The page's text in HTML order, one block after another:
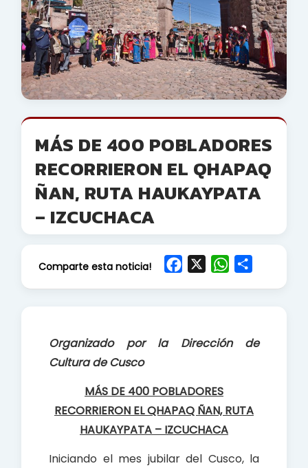
MÁS DE 400 POBLADORES
RECORRIERON EL QHAPAQ
ÑAN, RUTA HAUKAYPATA
– IZCUCHACA
Comparte esta noticia!
b
k
W
e
Organizado por la Dirección de
Cultura de Cusco
MÁS DE 400 POBLADORES
RECORRIERON EL QHAPAQ ÑAN, RUTA
HAUKAYPATA – IZCUCHACA
Iniciando el mes jubilar del Cusco, la